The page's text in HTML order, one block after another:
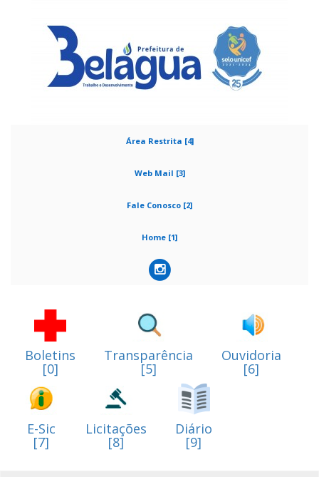
Área Restrita [4]
Web Mail [3]
Fale Conosco [2]
Home [1]
Boletins
[0]
Transparência
[5]
Ouvidoria
[6]
E-Sic
[7]
Licitações
[8]
Diário
[9]